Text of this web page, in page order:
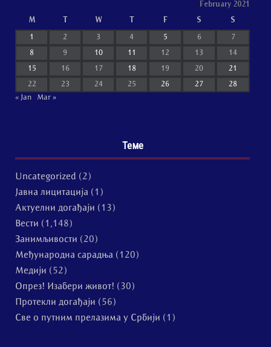
February 2021
M T W T F S S
1 2 3 4 5 6 7
8 9 10 11 12 13 14
15 16 17 18 19 20 21
22 23 24 25 26 27
28
« Jan
Mar »
Теме
Uncategorized (2)
Јавна лицитација (1)
Актуелни догађаји (13)
Вести (1,148)
Занимљивости (20)
Међународна сарадња (120)
Медији (52)
Опрез! Изабери живот! (30)
Протекли догађаји (56)
Све о путним прелазима у Србији (1)